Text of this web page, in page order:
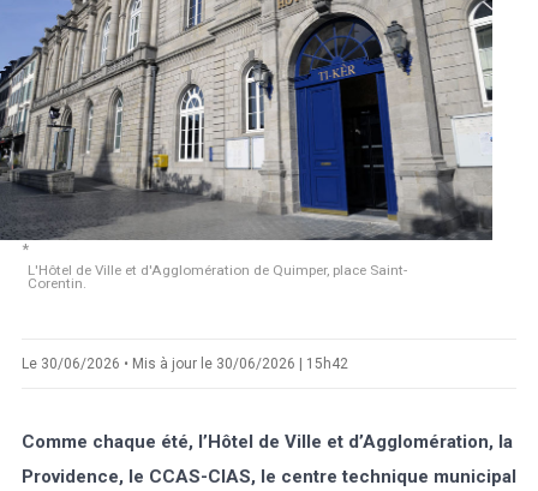
Marée Météo/UV Webcam Select Language ▼
BREZHONEG
L'Hôtel de Ville et d'Agglomération de Quimper, place Saint-
Corentin.
Le 30/06/2026 • Mis à jour le 30/06/2026 | 15h42
Comme chaque été, l’Hôtel de Ville et d’Agglomération, la
Providence, le CCAS-CIAS, le centre technique municipal